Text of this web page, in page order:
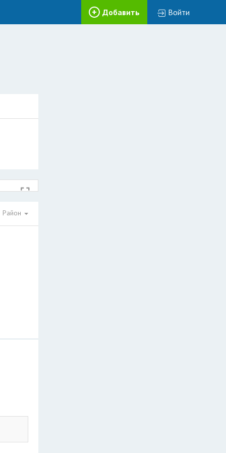
Добавить Войти
Район